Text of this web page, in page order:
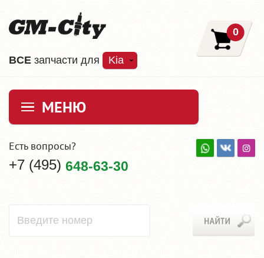
ВCE запчасти для Kia
0
МЕНЮ
Есть вопросы?
+7 (495) 648-63-30